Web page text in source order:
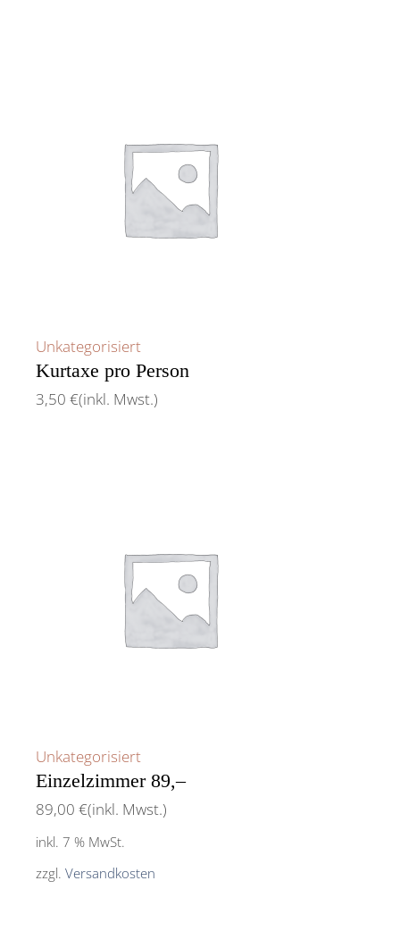
Unkategorisiert
Kurtaxe pro Person
3,50€(inkl. Mwst.)
Unkategorisiert
Einzelzimmer 89,–
89,00€(inkl. Mwst.)
inkl. 7 % MwSt.
zzgl.Versandkosten